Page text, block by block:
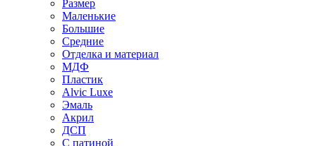
Размер
Маленькие
Большие
Средние
Отделка и материал
МДФ
Пластик
Alvic Luxe
Эмаль
Акрил
ДСП
С патиной